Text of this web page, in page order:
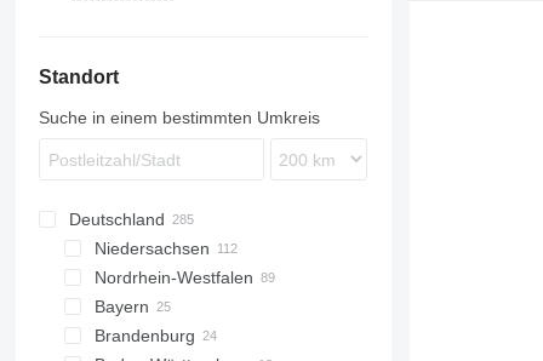
Standort
Suche in einem bestimmten Umkreis
Deutschland
Niedersachsen
Hannover
Bovenden
Salzgitter
Nordrhein-Westfalen
Düsseldorf
Münster
Bayern
München
Brandenburg